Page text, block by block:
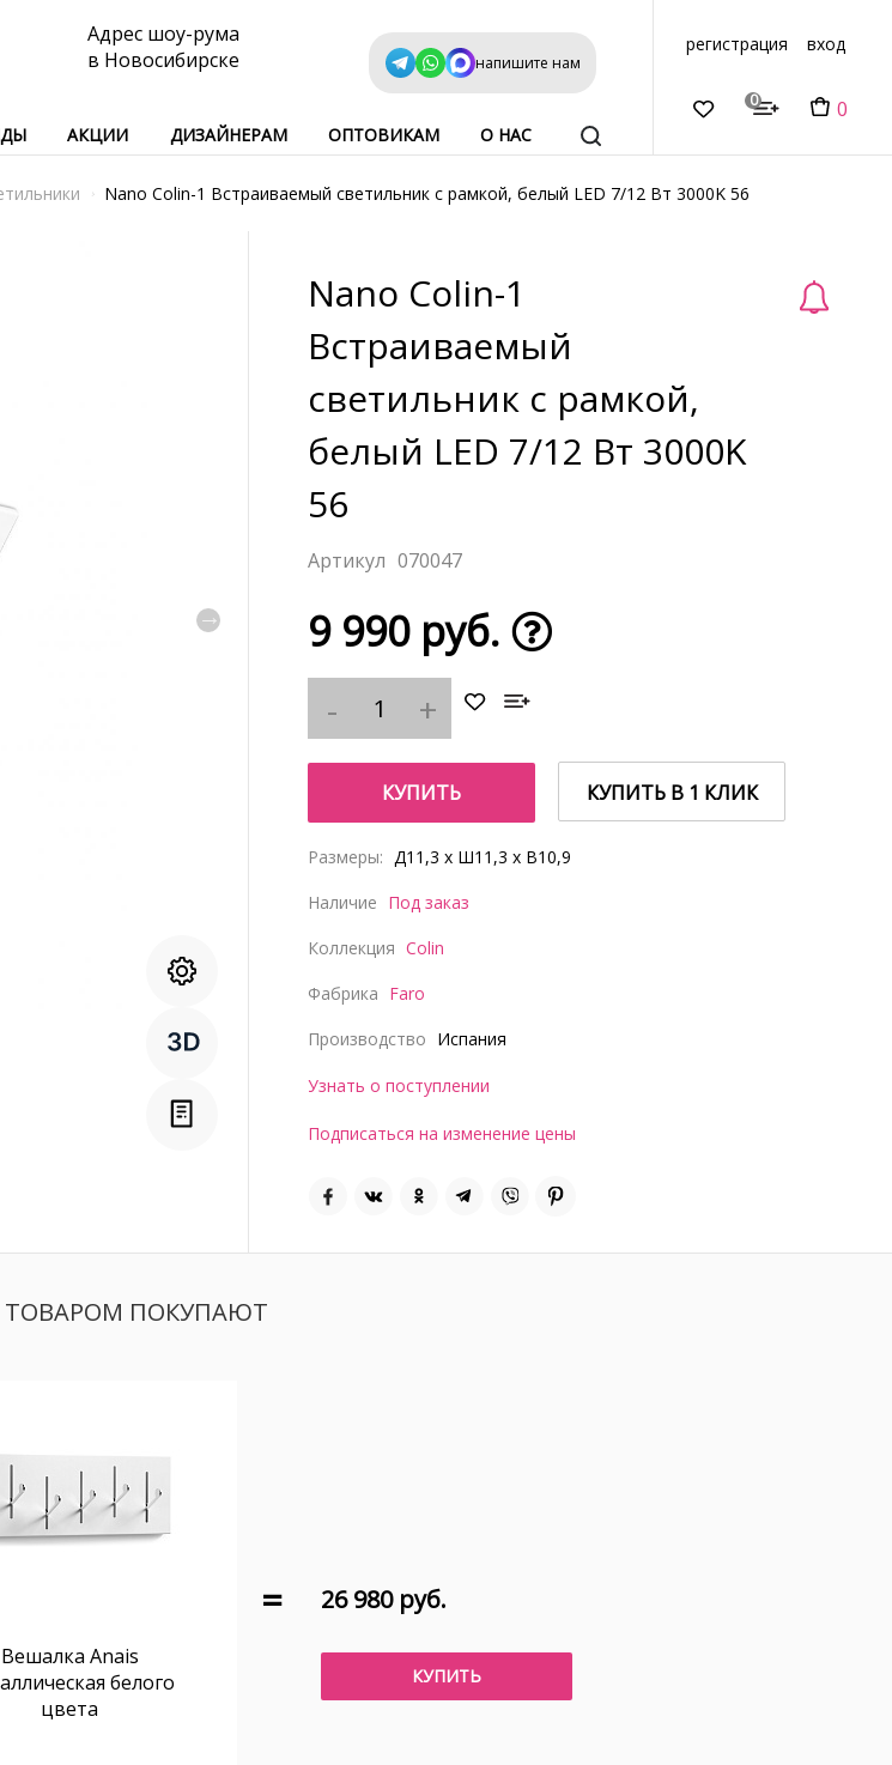
Адрес шоу-рума
в Новосибирске
напишите нам
АКЦИИ ДИЗАЙНЕРАМ ОПТОВИКАМ О НАС
регистрация вход
0 0
Nano Colin-1 Встраиваемый светильник с рамкой, белый LED 7/12 Вт 3000K 56
Nano Colin-1
Встраиваемый
светильник с рамкой,
белый LED 7/12 Вт 3000K
56
070047
9 990 руб.
КУПИТЬ КУПИТЬ В 1 КЛИК
Размеры: Д11,3 x Ш11,3 x В10,9
Наличие Под заказ
Коллекция Colin
Фабрика Faro
Производство Испания
Узнать о поступлении
Подписаться на изменение цены
ТОВАРОМ ПОКУПАЮТ
Вешалка Anais
белого
цвета
26 980 руб.
КУПИТЬ